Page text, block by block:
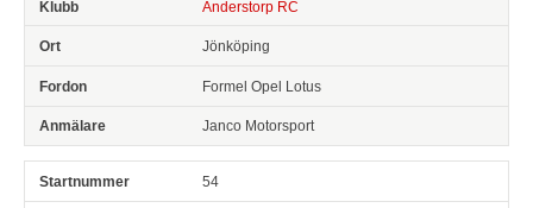
Anderstorp RC
Jönköping
Formel Opel Lotus
Janco Motorsport
54